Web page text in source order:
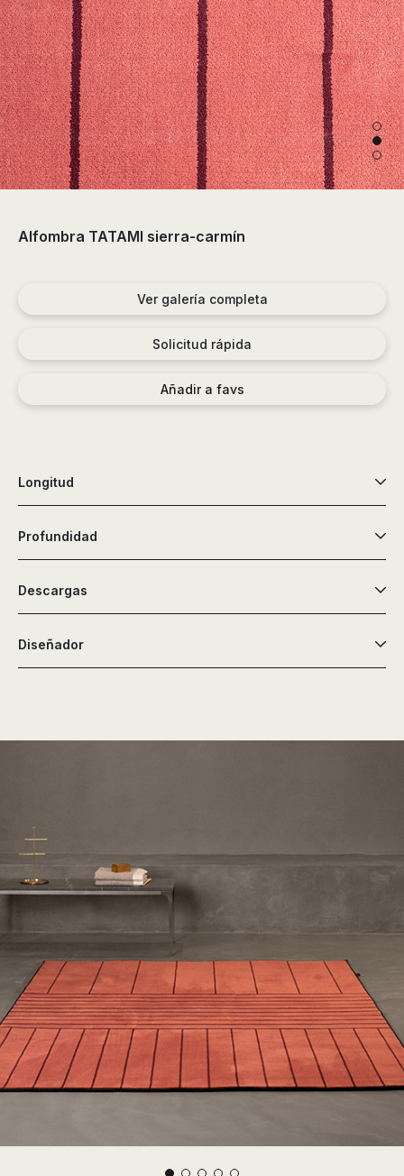
de
ducha,
accesorios…
Alfombra TATAMI sierra-carmín
Ver galería completa
Solicitud rápida
Añadir a favs
Longitud
Profundidad
Descargas
Diseñador